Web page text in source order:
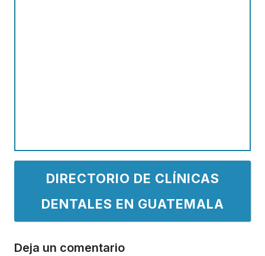
DIRECTORIO DE CLÍNICAS
DENTALES EN GUATEMALA
Deja un comentario